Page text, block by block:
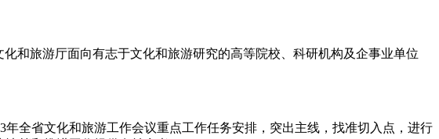
和旅游厅面向有志于文化和旅游研究的高等院校、科研机构及企事业单位
全省文化和旅游工作会议重点工作任务安排，突出主线，找准切入点，进行